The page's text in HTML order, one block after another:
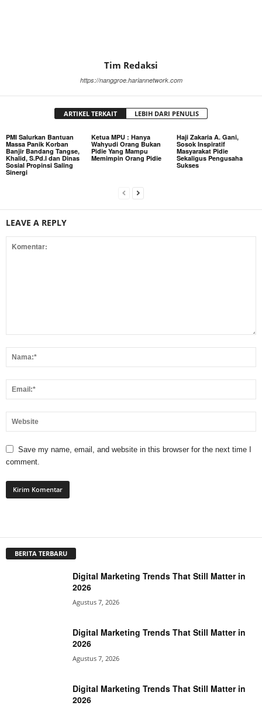
Tim Redaksi
https://nanggroe.hariannetwork.com
ARTIKEL TERKAIT LEBIH DARI PENULIS
PMI Salurkan Bantuan
Massa Panik Korban
Banjir Bandang Tangse,
Khalid, S.Pd.I dan Dinas
Sosial Propinsi Saling
Sinergi
Ketua MPU : Hanya
Wahyudi Orang Bukan
Pidie Yang Mampu
Memimpin Orang Pidie
Haji Zakaria A. Gani,
Sosok Inspiratif
Masyarakat Pidie
Sekaligus Pengusaha
Sukses
LEAVE A REPLY
Save my name, email, and website in this browser for the next time I
comment.
BERITA TERBARU
Digital Marketing Trends That Still Matter in
2026
Agustus 7, 2026
Digital Marketing Trends That Still Matter in
2026
Agustus 7, 2026
Digital Marketing Trends That Still Matter in
2026